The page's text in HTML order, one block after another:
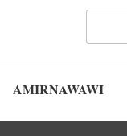
AMIRNAWAWI